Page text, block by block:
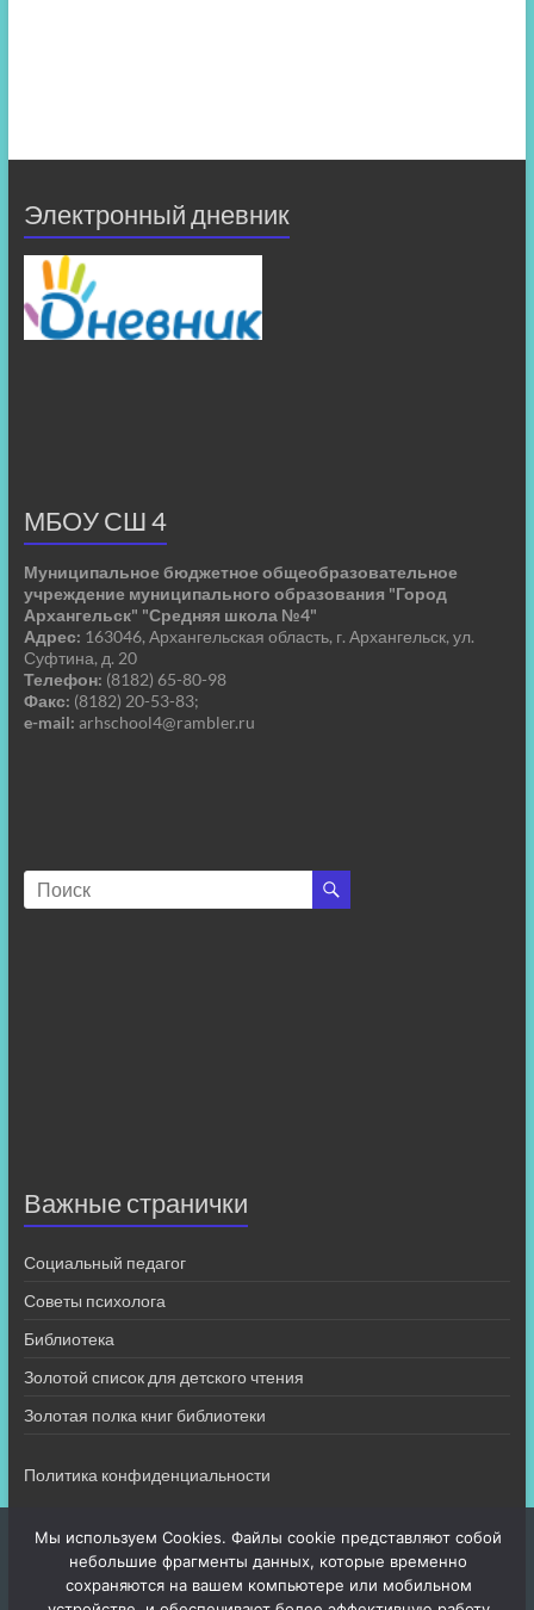
Электронный дневник
МБОУ СШ 4
Муниципальное бюджетное общеобразовательное
учреждение муниципального образования "Город
Архангельск" "Средняя школа №4"
Адрес: 163046, Архангельская область, г. Архангельск, ул.
Суфтина, д. 20
Телефон: (8182) 65-80-98
Факс: (8182) 20-53-83;
e-mail: arhschool4@rambler.ru
Важные странички
Социальный педагог
Советы психолога
Библиотека
Золотой список для детского чтения
Золотая полка книг библиотеки
Политика конфиденциальности
Мы используем Cookies. Файлы cookie представляют собой
небольшие фрагменты данных, которые временно
сохраняются на вашем компьютере или мобильном